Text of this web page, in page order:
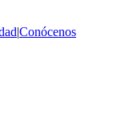
|Conócenos